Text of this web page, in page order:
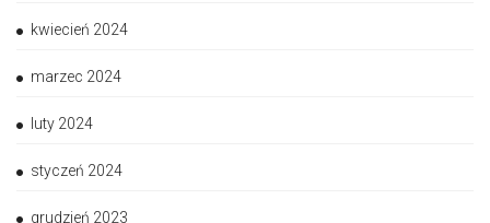
kwiecień 2024
marzec 2024
luty 2024
styczeń 2024
grudzień 2023